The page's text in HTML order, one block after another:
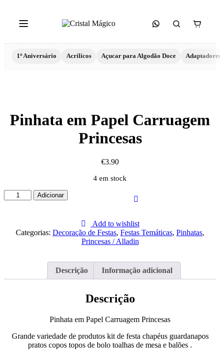
1º Aniversário Acrílicos Açucar para Algodão Doce
Pinhata em Papel Carruagem
Princesas
€3.90
4 em stock
Quantidade
de
Papel
Carruagem
Adicionar
Add to wishlist
Categorias: Decoração de Festas, Festas Temáticas, Pinhatas,
Princesas / Alladin
Descrição Informação adicional
Descrição
Pinhata em Papel Carruagem Princesas
Grande variedade de produtos kit de festa chapéus guardanapos
pratos copos topos de bolo toalhas de mesa e balões .